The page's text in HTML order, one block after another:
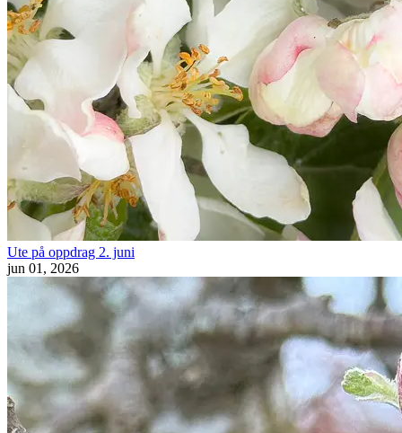
Ute på oppdrag 2. juni
jun 01, 2026